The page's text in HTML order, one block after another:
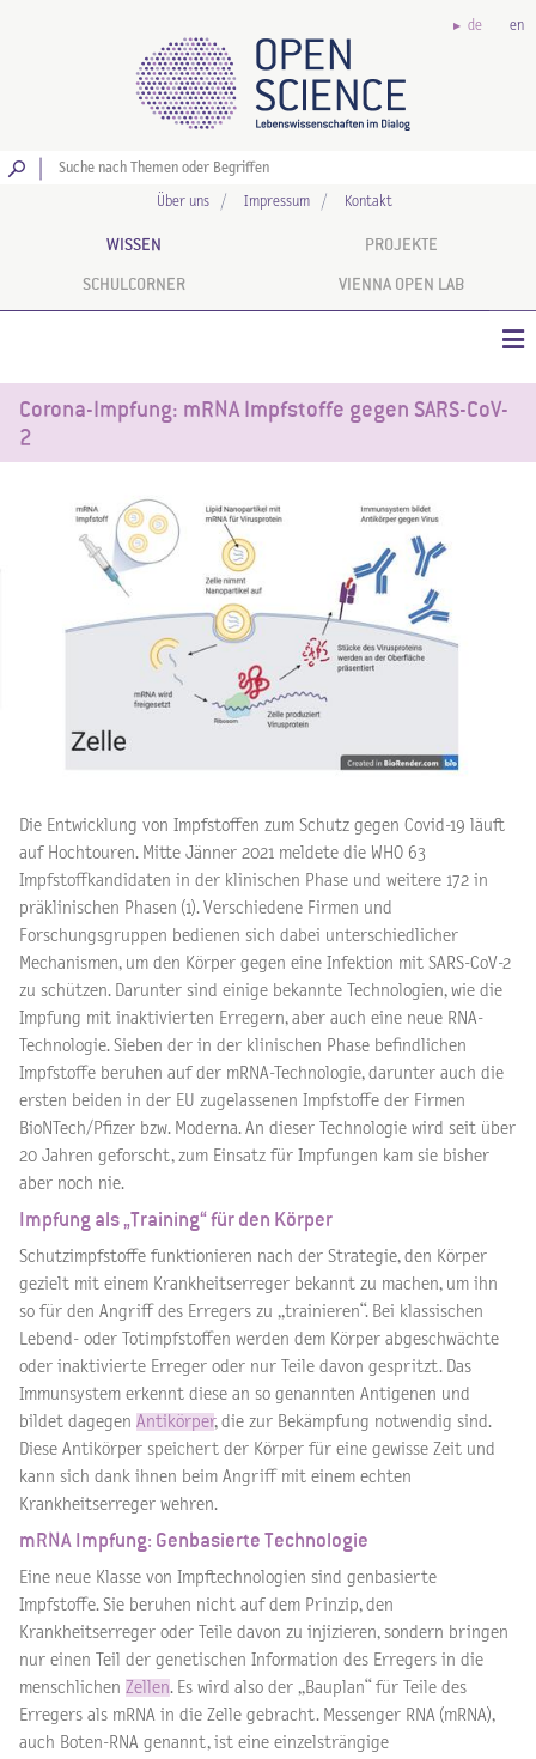
de en
Über uns Impressum Kontakt
WISSEN PROJEKTE
SCHULCORNER VIENNA OPEN LAB
Corona-Impfung: mRNA Impfstoffe gegen SARS-CoV-
2
Die Entwicklung von Impfstoffen zum Schutz gegen Covid-19 läuft
auf Hochtouren. Mitte Jänner 2021 meldete die WHO 63
Impfstoffkandidaten in der klinischen Phase und weitere 172 in
präklinischen Phasen (1). Verschiedene Firmen und
Forschungsgruppen bedienen sich dabei unterschiedlicher
Mechanismen, um den Körper gegen eine Infektion mit SARS-CoV-2
zu schützen. Darunter sind einige bekannte Technologien, wie die
Impfung mit inaktivierten Erregern, aber auch eine neue RNA-
Technologie. Sieben der in der klinischen Phase befindlichen
Impfstoffe beruhen auf der mRNA-Technologie, darunter auch die
ersten beiden in der EU zugelassenen Impfstoffe der Firmen
BioNTech/Pfizer bzw. Moderna. An dieser Technologie wird seit über
20 Jahren geforscht, zum Einsatz für Impfungen kam sie bisher
aber noch nie.
Impfung als „Training“ für den Körper
Schutzimpfstoffe funktionieren nach der Strategie, den Körper
gezielt mit einem Krankheitserreger bekannt zu machen, um ihn
so für den Angriff des Erregers zu „trainieren“. Bei klassischen
Lebend- oder Totimpfstoffen werden dem Körper abgeschwächte
oder inaktivierte Erreger oder nur Teile davon gespritzt. Das
Immunsystem erkennt diese an so genannten Antigenen und
bildet dagegen Antikörper, die zur Bekämpfung notwendig sind.
Diese Antikörper speichert der Körper für eine gewisse Zeit und
kann sich dank ihnen beim Angriff mit einem echten
Krankheitserreger wehren.
mRNA Impfung: Genbasierte Technologie
Eine neue Klasse von Impftechnologien sind genbasierte
Impfstoffe. Sie beruhen nicht auf dem Prinzip, den
Krankheitserreger oder Teile davon zu injizieren, sondern bringen
nur einen Teil der genetischen Information des Erregers in die
menschlichen Zellen. Es wird also der „Bauplan“ für Teile des
Erregers als mRNA in die Zelle gebracht. Messenger RNA (mRNA),
auch Boten-RNA genannt, ist eine einzelsträngige